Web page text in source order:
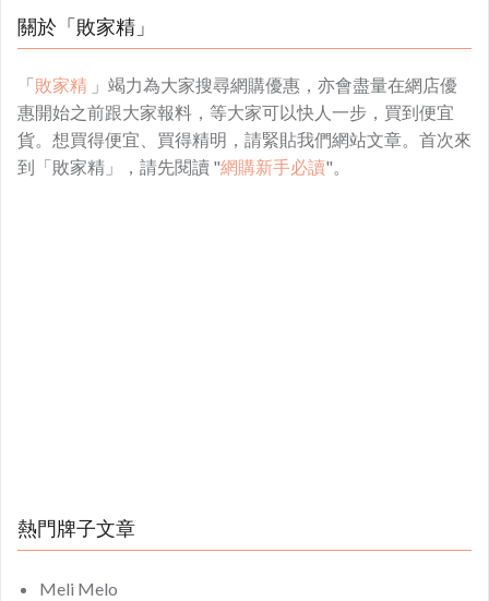
關於「敗家精」
「敗家精 」竭力為大家搜尋網購優惠，亦會盡量在網店優
惠開始之前跟大家報料，等大家可以快人一步，買到便宜
貨。想買得便宜、買得精明，請緊貼我們網站文章。首次來
到「敗家精」，請先閱讀 "網購新手必讀"。
熱門牌子文章
Meli Melo